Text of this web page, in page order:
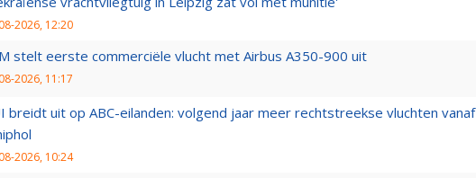
2026, 12:20
stelt eerste commerciële vlucht met Airbus A350-900 uit
2026, 11:17
breidt uit op ABC-eilanden: volgend jaar meer rechtstreekse vluchten vanaf
2026, 10:24